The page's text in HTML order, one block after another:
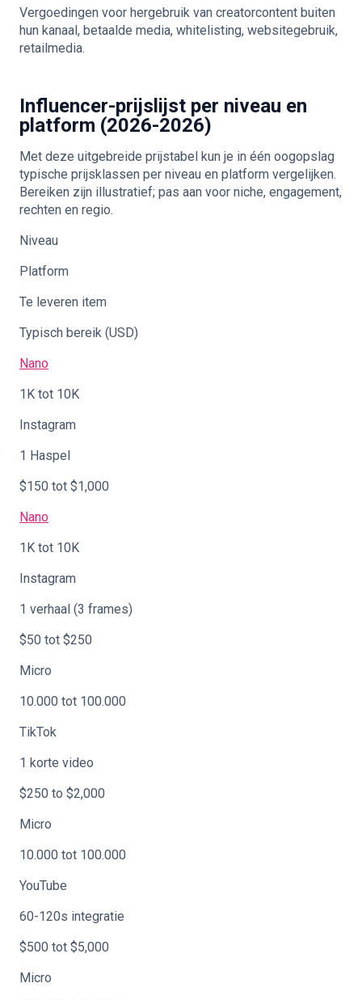
Vergoedingen voor hergebruik van creatorcontent buiten
hun kanaal, betaalde media, whitelisting, websitegebruik,
retailmedia.
Influencer-prijslijst per niveau en
platform (2026-2026)
Met deze uitgebreide prijstabel kun je in één oogopslag
typische prijsklassen per niveau en platform vergelijken.
Bereiken zijn illustratief; pas aan voor niche, engagement,
rechten en regio.
Niveau
Platform
Te leveren item
Typisch bereik (USD)
Nano
1K tot 10K
Instagram
1 Haspel
$150 tot $1,000
Nano
1K tot 10K
Instagram
1 verhaal (3 frames)
$50 tot $250
Micro
10.000 tot 100.000
TikTok
1 korte video
$250 to $2,000
Micro
10.000 tot 100.000
YouTube
60-120s integratie
$500 tot $5,000
Micro